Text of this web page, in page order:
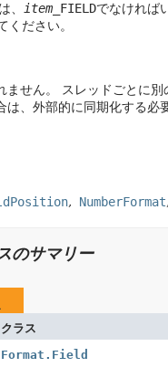
、 item_FIELDでなければ
ください。
せん。 スレッドごとに別
、外部的に同期化する必
NumberFormat
のサマリー
クラス
Format.Field